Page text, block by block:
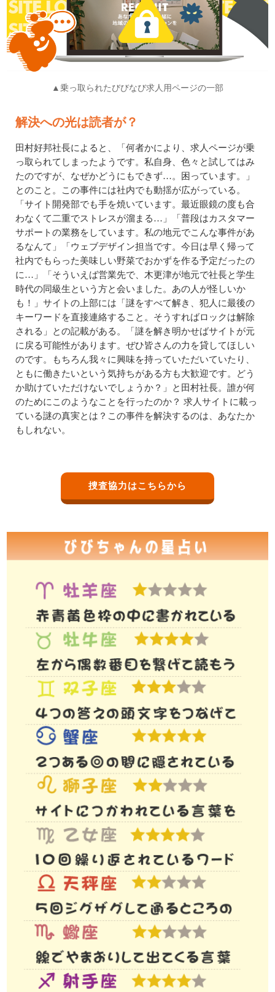
▲乗っ取られたびびなび求人用ページの一部
解決への光は読者が？
田村好邦社長によると、「何者かにより、求人ページが乗
っ取られてしまったようです。私自身、色々と試してはみ
たのですが、なぜかどうにもできず…。困っています。」
とのこと。この事件には社内でも動揺が広がっている。
「サイト開発部でも手を焼いています。最近眼鏡の度も合
わなくて二重でストレスが溜まる…」「普段はカスタマー
サポートの業務をしています。私の地元でこんな事件があ
るなんて」「ウェブデザイン担当です。今日は早く帰って
社内でもらった美味しい野菜でおかずを作る予定だったの
に…」「そういえば営業先で、木更津が地元で社長と学生
時代の同級生という方と会いました。あの人が怪しいか
も！」サイトの上部には「謎をすべて解き、犯人に最後の
キーワードを直接連絡すること。そうすればロックは解除
される」との記載がある。「謎を解き明かせばサイトが元
に戻る可能性があります。ぜひ皆さんの力を貸してほしい
のです。もちろん我々に興味を持っていただいていたり、
ともに働きたいという気持ちがある方も大歓迎です。どう
か助けていただけないでしょうか？」と田村社長。誰が何
のためにこのようなことを行ったのか？ 求人サイトに載っ
ている謎の真実とは？この事件を解決するのは、あなたか
もしれない。
捜査協力はこちらから